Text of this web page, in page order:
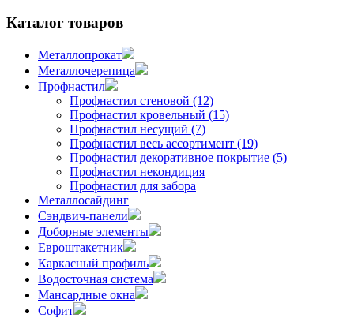
Каталог товаров
Металлопрокат
Металлочерепица
Профнастил
Профнастил стеновой (12)
Профнастил кровельный (15)
Профнастил несущий (7)
Профнастил весь ассортимент (19)
Профнастил декоративное покрытие (5)
Профнастил некондиция
Профнастил для забора
Металлосайдинг
Сэндвич-панели
Доборные элементы
Евроштакетник
Каркасный профиль
Водосточная система
Мансардные окна
Софит